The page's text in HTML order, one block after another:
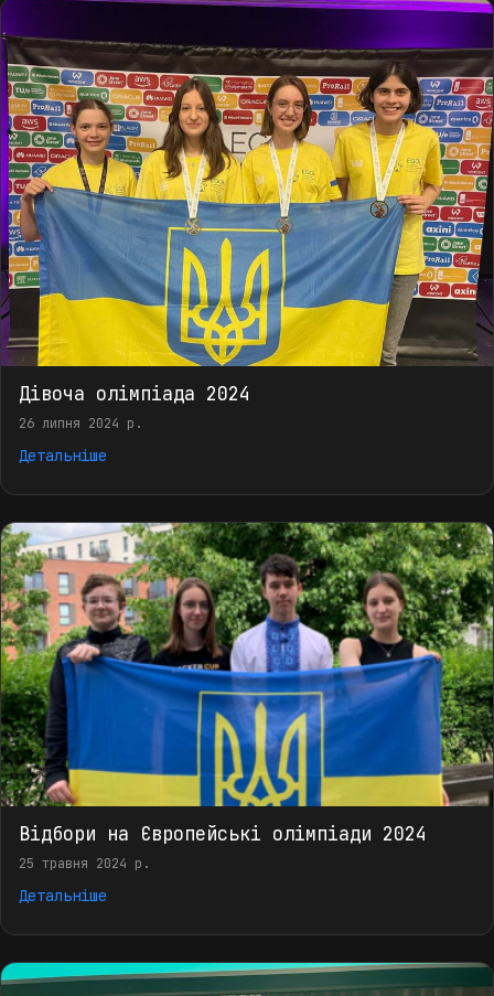
Дівоча олімпіада 2024
26 липня 2024 р.
Детальніше
Відбори на Європейські олімпіади 2024
25 травня 2024 р.
Детальніше